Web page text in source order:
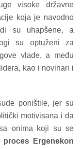
visoke državne
koja je navodno
su uhapšene, a
su optuženi za
vlade, a među
kao i novinari i
poništile, jer su
motivisana i da
onima koji su se
Ergenekon